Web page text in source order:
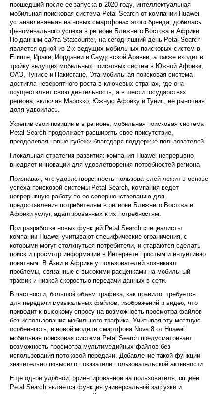
прошедший после ее запуска в 2020 году, интеллектуальная
мобильная поисковая система Petal Search от компании Huawei,
устанавливаемая на новых смартфонах этого бренда, добилась
феноменального успеха в регионе Ближнего Востока и Африки.
По данным сайта Statcounter, на сегодняшний день Petal Search
является одной из 2-х ведущих мобильных поисковых систем в
Египте, Ираке, Иордании и Саудовской Аравии, а также входит в
тройку ведущих мобильных поисковых систем в Южной Африке,
ОАЭ, Тунисе и Пакистане. Эта мобильная поисковая система
достигла невероятного роста в ключевых странах, где она
осуществляет свою деятельность, а в шести государствах
региона, включая Марокко, Южную Африку и Тунис, ее рыночная
доля удвоилась.
Укрепив свои позиции в в регионе, мобильная поисковая система
Petal Search продолжает расширять свое присутствие,
преодолевая новые рубежи благодаря поддержке пользователей.
Глокальная стратегия развития: компания Huawei непрерывно
внедряет инновации для удовлетворения потребностей региона
Признавая, что удовлетворенность пользователей лежит в основе
успеха поисковой системы Petal Search, компания ведет
непрерывную работу по ее совершенствованию для
предоставления потребителям в регионе Ближнего Востока и
Африки услуг, адаптированных к их потребностям.
При разработке новых функций Petal Search специалисты
компании Huawei учитывают специфические ограничения, с
которыми могут столкнуться потребители, и стараются сделать
поиск и просмотр информации в Интернете простым и интуитивно
понятным. В Азии и Африке у пользователей возникают
проблемы, связанные с высокими расценками на мобильный
трафик и низкой скоростью передачи данных в сети.
В частности, большой объем трафика, как правило, требуется
для передачи музыкальных файлов, изображений и видео, что
приводит к высокому спросу на возможность просмотра файлов
без использования мобильного трафика. Учитывая эту местную
особенность, в новой модели смартфона Nova 8 от Huawei
мобильная поисковая система Petal Search предусматривает
возможность просмотра мультимедийных файлов без
использования потоковой передачи. Добавление такой функции
значительно повысило показатели пользовательской активности.
Еще одной удобной, ориентированной на пользователя, опцией
Petal Search является функция универсальной загрузки и